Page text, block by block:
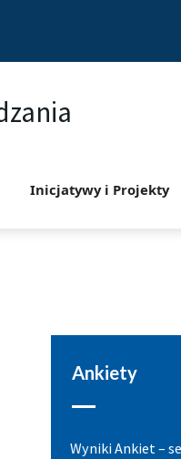
Inicjatywy i Projekty
Ankiety
Wyniki Ankiet –